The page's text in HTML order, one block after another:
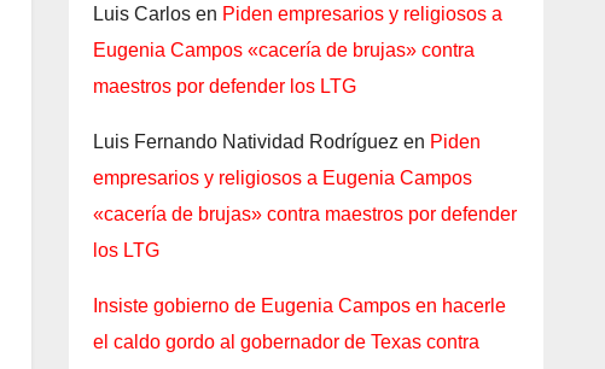
Luis Carlos en Piden empresarios y religiosos a
Eugenia Campos «cacería de brujas» contra
maestros por defender los LTG
Luis Fernando Natividad Rodríguez en Piden
empresarios y religiosos a Eugenia Campos
«cacería de brujas» contra maestros por defender
los LTG
Insiste gobierno de Eugenia Campos en hacerle
el caldo gordo al gobernador de Texas contra